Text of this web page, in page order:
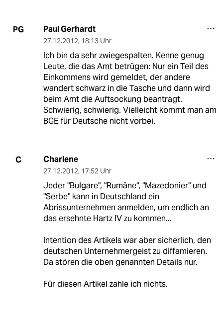
PG Paul Gerhardt
27.12.2012, 18:13 Uhr
Ich bin da sehr zwiegespalten. Kenne genug
Leute, die das Amt betrügen: Nur ein Teil des
Einkommens wird gemeldet, der andere
wandert schwarz in die Tasche und dann wird
beim Amt die Auftsockung beantragt.
Schwierig, schwierig. Vielleicht kommt man am
BGE für Deutsche nicht vorbei.
C Charlene
27.12.2012, 17:52 Uhr
Jeder "Bulgare", "Rumäne", "Mazedonier" und
"Serbe" kann in Deutschland ein
Abrissunternehmen anmelden, um endlich an
das ersehnte Hartz IV zu kommen...
Intention des Artikels war aber sicherlich, den
deutschen Unternehmergeist zu diffamieren.
Da stören die oben genannten Details nur.
Für diesen Artikel zahle ich nichts.